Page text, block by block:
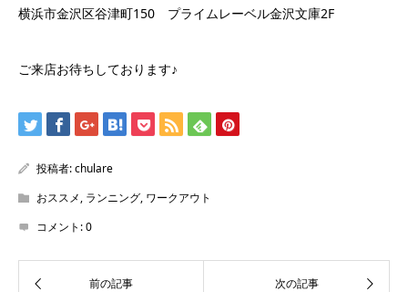
横浜市金沢区谷津町150 プライムレーベル金沢文庫2F
ご来店お待ちしております♪
投稿者:chulare
おススメ, ランニング, ワークアウト
コメント:0